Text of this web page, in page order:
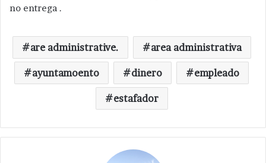
no entrega .
are administrative. area administrativa
ayuntamoento dinero empleado
estafador